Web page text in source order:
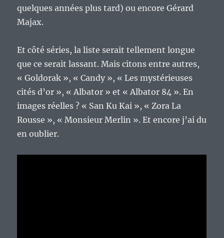
quelques années plus tard) ou encore Gérard
Majax.
Et côté séries, la liste serait tellement longue
que ce serait lassant. Mais citons entre autres,
« Goldorak », « Candy », « Les mystérieuses
cités d’or », « Albator » et « Albator 84 ». En
images réelles ? « San Ku Kai », « Zora La
Rousse », « Monsieur Merlin ». Et encore j’ai du
en oublier.